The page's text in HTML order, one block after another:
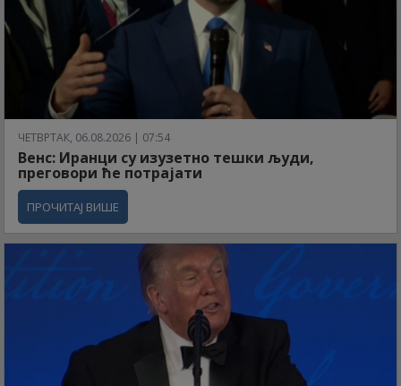
ЧЕТВРТАК, 06.08.2026 | 07:54
Венс: Иранци су изузетно тешки људи,
преговори ће потрајати
ПРОЧИТАЈ ВИШЕ